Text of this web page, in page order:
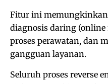
Fitur ini
diagnosis daring
proses perawatan, dan
gangguan layanan.
Seluruh proses reverse